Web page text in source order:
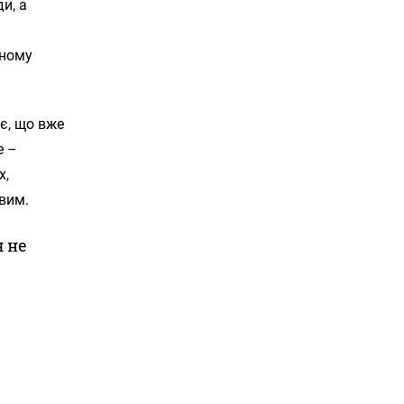
а
що вже
–
не